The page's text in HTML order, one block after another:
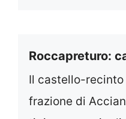
Roccapreturo:
Il castello-
frazione di